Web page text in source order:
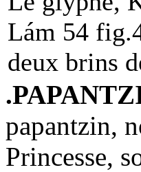
Lám 54
deux brins
papantzin,
Princesse,